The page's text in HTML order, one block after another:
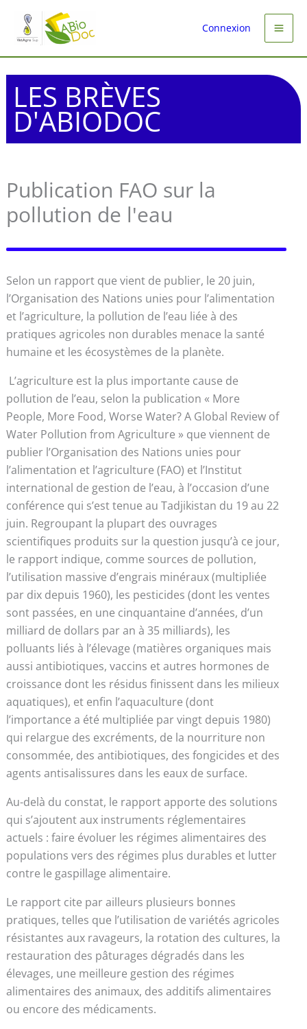
contenu
Connexion
LES BRÈVES
D'ABIODOC
Publication FAO sur la
pollution de l'eau
Selon un rapport que vient de publier, le 20 juin,
l’Organisation des Nations unies pour l’alimentation
et l’agriculture, la pollution de l’eau liée à des
pratiques agricoles non durables menace la santé
humaine et les écosystèmes de la planète.
L’agriculture est la plus importante cause de
pollution de l’eau, selon la publication « More
People, More Food, Worse Water? A Global Review of
Water Pollution from Agriculture » que viennent de
publier l’Organisation des Nations unies pour
l’alimentation et l’agriculture (FAO) et l’Institut
international de gestion de l’eau, à l’occasion d’une
conférence qui s’est tenue au Tadjikistan du 19 au 22
juin. Regroupant la plupart des ouvrages
scientifiques produits sur la question jusqu’à ce jour,
le rapport indique, comme sources de pollution,
l’utilisation massive d’engrais minéraux (multipliée
par dix depuis 1960), les pesticides (dont les ventes
sont passées, en une cinquantaine d’années, d’un
milliard de dollars par an à 35 milliards), les
polluants liés à l’élevage (matières organiques mais
aussi antibiotiques, vaccins et autres hormones de
croissance dont les résidus finissent dans les milieux
aquatiques), et enfin l’aquaculture (dont
l’importance a été multipliée par vingt depuis 1980)
qui relargue des excréments, de la nourriture non
consommée, des antibiotiques, des fongicides et des
agents antisalissures dans les eaux de surface.
Au-delà du constat, le rapport apporte des solutions
qui s’ajoutent aux instruments réglementaires
actuels : faire évoluer les régimes alimentaires des
populations vers des régimes plus durables et lutter
contre le gaspillage alimentaire.
Le rapport cite par ailleurs plusieurs bonnes
pratiques, telles que l’utilisation de variétés agricoles
résistantes aux ravageurs, la rotation des cultures, la
restauration des pâturages dégradés dans les
élevages, une meilleure gestion des régimes
alimentaires des animaux, des additifs alimentaires
ou encore des médicaments.